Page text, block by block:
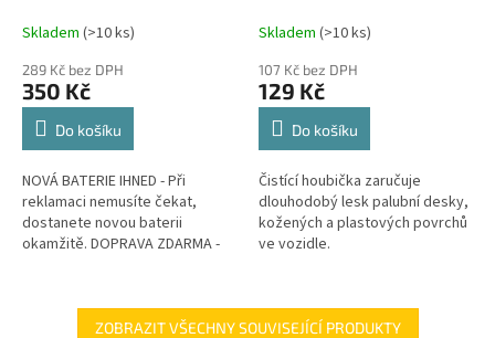
Skladem (>10 ks)
289 Kč bez DPH
350 Kč
Do košíku
NOVÁ BATERIE IHNED - Při
reklamaci nemusíte čekat,
dostanete novou baterii
okamžitě. DOPRAVA ZDARMA -
GARANCE...
Skladem (>10 ks)
107 Kč bez DPH
129 Kč
Do košíku
Čistící houbička zaručuje
dlouhodobý lesk palubní desky,
kožených a plastových povrchů
ve vozidle.
ZOBRAZIT VŠECHNY SOUVISEJÍCÍ PRODUKTY